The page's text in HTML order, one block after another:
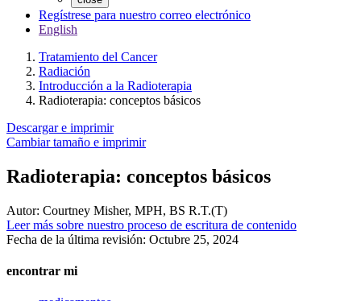
Regístrese para nuestro correo electrónico
English
Tratamiento del Cancer
Radiación
Introducción a la Radioterapia
Radioterapia: conceptos básicos
Descargar e imprimir
Cambiar tamaño e imprimir
Radioterapia: conceptos básicos
Autor: Courtney Misher, MPH, BS R.T.(T)
Leer más sobre nuestro proceso de escritura de contenido
Fecha de la última revisión: Octubre 25, 2024
encontrar mi